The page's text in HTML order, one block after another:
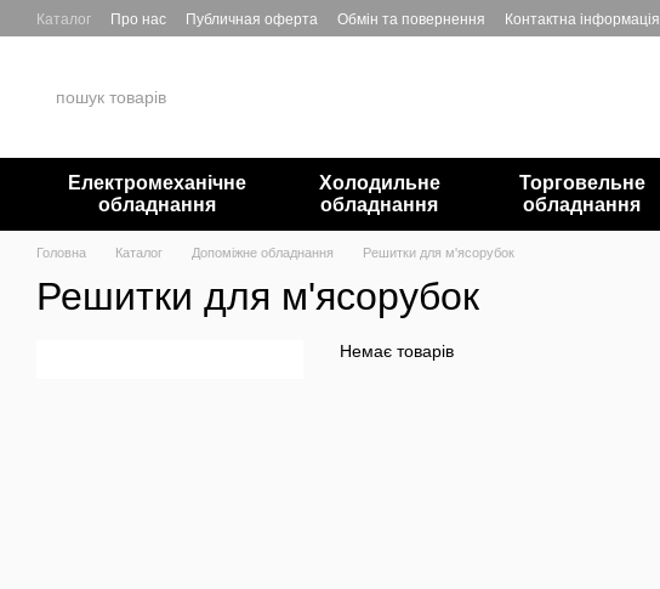
Перейти до основного контенту
Каталог Про нас Публичная оферта Обмін та повернення Контактна інформація
Електромеханічне
обладнання
Холодильне
обладнання
Торговельне
обладнання
Головна Каталог Допоміжне обладнання Решитки для м'ясорубок
Решитки для м'ясорубок
Немає товарів